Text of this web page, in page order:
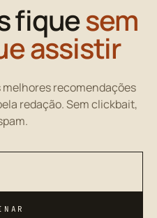
fiquesem
assistir
recomendações
redação. Sem clickbait,